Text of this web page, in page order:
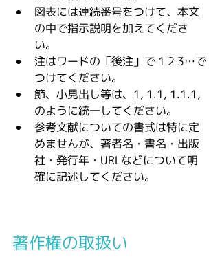
図表には連続番号をつけて、本文
の中で指示説明を加えてくださ
い。
注はワードの「後注」で 1 2 3…で
つけてください。
節、小見出し等は、1, 1.1, 1.1.1,
のように統一してください。
参考文献についての書式は特に定
めませんが、著者名・書名・出版
社・発行年・URLなどについて明
確に記述してください。
著作権の取扱い